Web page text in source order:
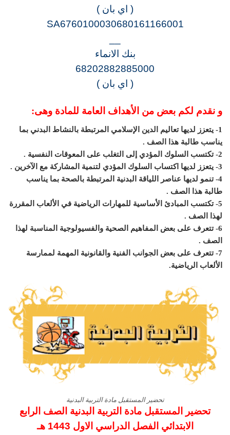
( اي بان )
SA6760100030680161166001
بنك الانماء
68202882885000
( اي بان )
و نقدم لكم بعض من الأهداف العامة للمادة وهى:
1- يتعزز لديها تعاليم الدين الإسلامي المرتبطة بالنشاط البدني بما
يناسب طالبة هذا الصف .
2- تكتسب السلوك المؤدي إلى التغلب على المعوقات النفسية .
3- يتعزز لديها اكتساب السلوك المؤدي لتنمية المشاركة مع الآخرين .
4- تنمو لديها عناصر اللياقة البدنية المرتبطة بالصحة بما يناسب
طالبة هذا الصف .
5- تكتسب المبادئ الأساسية للمهارات الرياضية في الألعاب المقررة
لهذا الصف .
6- تتعرف على بعض المفاهيم الصحية والفسيولوجية المناسبة لهذا
الصف .
7- تتعرف على بعض الجوانب الفنية والقانونية المهمة لممارسة
الألعاب الرياضية.
تحضير المستقبل مادة التربية البدنية
تحضير المستقبل مادة التربية البدنية الصف الرابع
الابتدائي الفصل الدراسي الاول 1443 هـ